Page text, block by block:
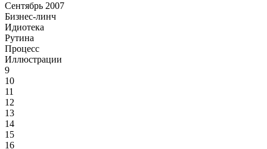
Сентябрь 2007
Бизнес-линч
Идиотека
Рутина
Процесс
Иллюстрации
9
10
11
12
13
14
15
16